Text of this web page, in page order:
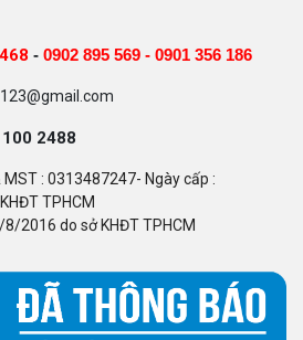
- 0902 895 569 - 0901 356 186
2488
MST : 0313487247- Ngày cấp :
TPHCM
2016 do sở KHĐT TPHCM